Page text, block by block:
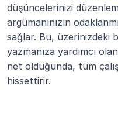
düşüncelerinizi
argümanınızın
sağlar. Bu, üzerinizdeki
yazmanıza yardımcı
net olduğunda, tüm
hissettirir.